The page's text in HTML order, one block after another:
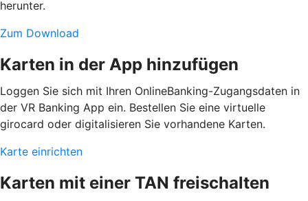
herunter.
Zum Download
Karten in der App hinzufügen
Loggen Sie sich mit Ihren OnlineBanking-Zugangsdaten in
der VR Banking App ein. Bestellen Sie eine virtuelle
girocard oder digitalisieren Sie vorhandene Karten.
Karte einrichten
Karten mit einer TAN freischalten